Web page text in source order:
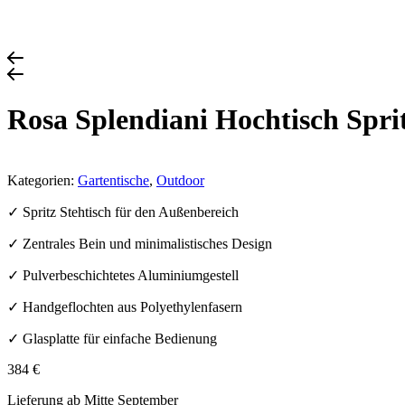
Rosa Splendiani Hochtisch
Kategorien: Gartentische, Outdoor
✓ Spritz Stehtisch für den Außenbereich
✓ Zentrales Bein und minimalistisches Design
✓ Pulverbeschichtetes Aluminiumgestell
✓ Handgeflochten aus Polyethylenfasern
✓ Glasplatte für einfache Bedienung
384 €
Lieferung ab Mitte September